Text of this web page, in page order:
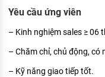
Yêu cầu ứng viên
– Kinh nghiệm sales ≥ 06
– Chăm chỉ, chủ động, có
– Kỹ năng giao tiếp tốt.